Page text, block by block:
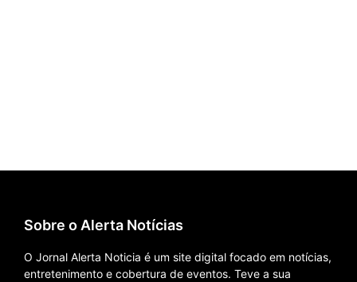
Sobre o Alerta Notícias
O Jornal Alerta Noticia é um site digital focado em notícias,
entretenimento e cobertura de eventos. Teve a sua